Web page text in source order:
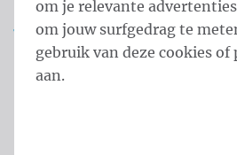
Vlag Bosnië en
Herzegovina
om je relevante
om jouw surfgedrag te
gebruik van deze cookies of
aan.